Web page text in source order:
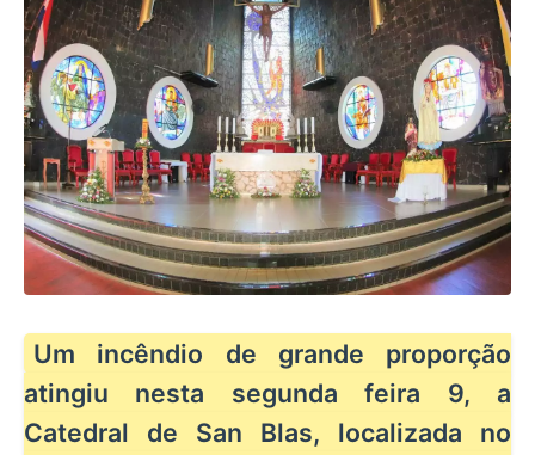
Um incêndio de grande proporção
atingiu nesta segunda feira 9, a
Catedral de San Blas, localizada no